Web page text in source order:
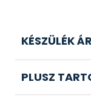
KÉSZÜLÉK
PLUSZ